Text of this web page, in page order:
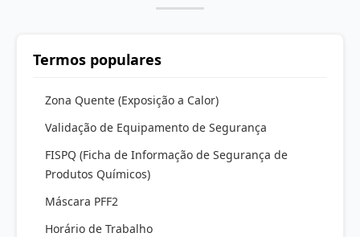
Termos populares
Zona Quente (Exposição a Calor)
Validação de Equipamento de Segurança
FISPQ (Ficha de Informação de Segurança de
Produtos Químicos)
Máscara PFF2
Horário de Trabalho